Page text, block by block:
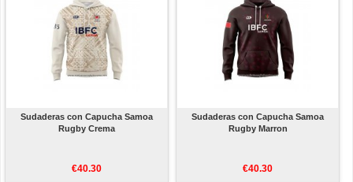
Sudaderas con Capucha Samoa
Rugby Crema
€40.30
Sudaderas con Capucha Samoa
Rugby Marron
€40.30